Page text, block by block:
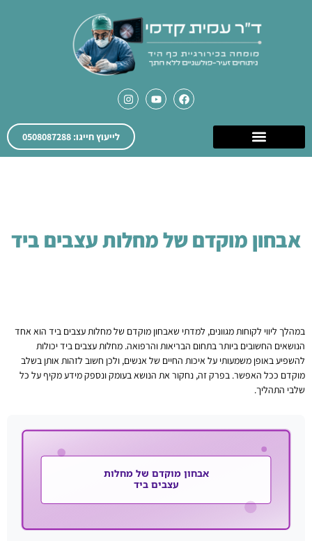
לייעוץ חייגו: 0508087288
אבחון מוקדם של מחלות עצבים ביד
במהלך ליווי לקוחות מגוונים, למדתי שאבחון מוקדם של מחלות עצבים ביד הוא אחד
הנושאים החשובים ביותר בתחום הבריאות והרפואה. מחלות עצבים ביד יכולות
להשפיע באופן משמעותי על איכות החיים של אנשים, ולכן חשוב לזהות אותן בשלב
מוקדם ככל האפשר. בפרק זה, נחקור את הנושא בעומק ונספק מידע מקיף על כל
שלבי התהליך.